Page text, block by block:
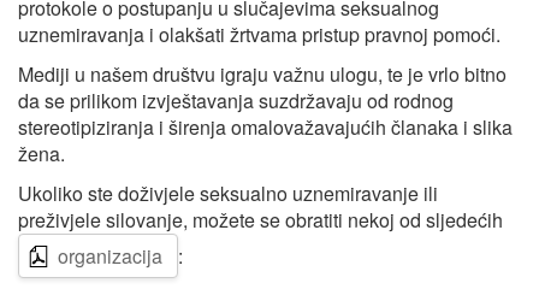
protokole o postupanju u slučajevima seksualnog
uznemiravanja i olakšati žrtvama pristup pravnoj pomoći.
Mediji u našem društvu igraju važnu ulogu, te je vrlo bitno
da se prilikom izvještavanja suzdržavaju od rodnog
stereotipiziranja i širenja omalovažavajućih članaka i slika
žena.
Ukoliko ste doživjele seksualno uznemiravanje ili
preživjele silovanje, možete se obratiti nekoj od sljedećih
organizacija
: